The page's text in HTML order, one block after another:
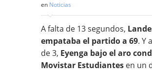
en Noticias
A falta de 13 segundos,
empataba el partido a 69. Y
de 3, Eyenga bajo el aro
Movistar Estudiantes en un